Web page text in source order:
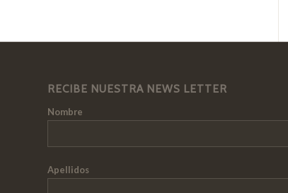
RECIBE NUESTRA NEWS LETTER
Nombre
Apellidos